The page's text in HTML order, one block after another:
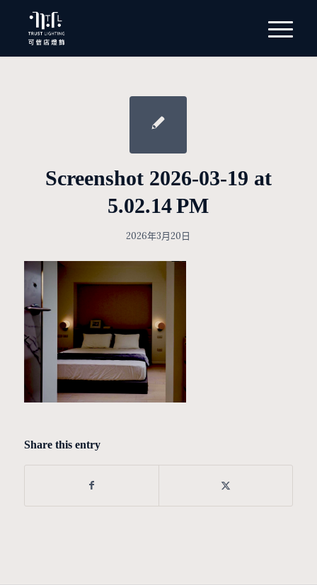
Screenshot 2026-03-19 at
5.02.14 PM
2026年3月20日
Share this entry